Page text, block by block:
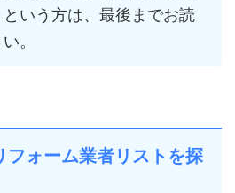
という方は、最後までお読
。
フォーム業者リストを探